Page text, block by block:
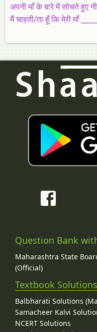
अपनी माँ के बारे में सोचते हुए
मैं चाहती/ता हूँ कि मेरी माँ ______
Question Bank
Maharashtra State
(Official)
Textbook Solutions
Balbharati Solutions
Samacheer Kalvi
NCERT Solutions